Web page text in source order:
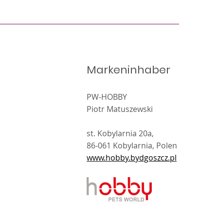
Markeninhaber
PW-HOBBY
Piotr Matuszewski
st. Kobylarnia 20a,
86-061 Kobylarnia, Polen
www.hobby.bydgoszcz.pl